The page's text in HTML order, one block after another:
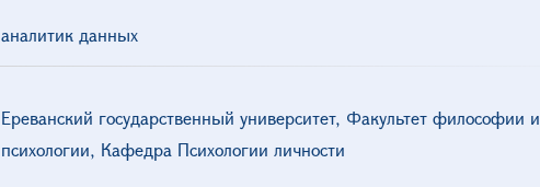
аналитик данных
Ереванский государственный университет, Факультет философии и
психологии, Кафедра Психологии личности